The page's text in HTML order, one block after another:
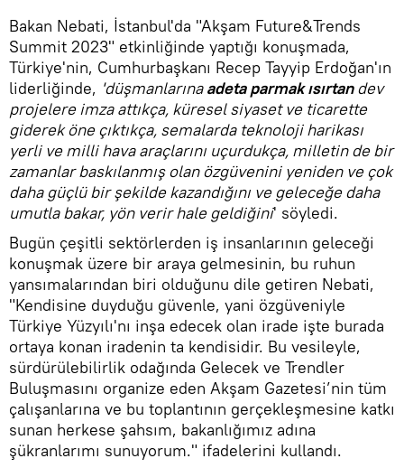
Bakan Nebati, İstanbul'da "Akşam Future&Trends
Summit 2023" etkinliğinde yaptığı konuşmada,
Türkiye'nin, Cumhurbaşkanı Recep Tayyip Erdoğan'ın
liderliğinde, 'düşmanlarınaadeta parmak ısırtandev
projelere imza attıkça, küresel siyaset ve ticarette
giderek öne çıktıkça, semalarda teknoloji harikası
yerli ve milli hava araçlarını uçurdukça, milletin de bir
zamanlar baskılanmış olan özgüvenini yeniden ve çok
daha güçlü bir şekilde kazandığını ve geleceğe daha
umutla bakar, yön verir hale geldiğini' söyledi.
Bugün çeşitli sektörlerden iş insanlarının geleceği
konuşmak üzere bir araya gelmesinin, bu ruhun
yansımalarından biri olduğunu dile getiren Nebati,
"Kendisine duyduğu güvenle, yani özgüveniyle
Türkiye Yüzyılı'nı inşa edecek olan irade işte burada
ortaya konan iradenin ta kendisidir. Bu vesileyle,
sürdürülebilirlik odağında Gelecek ve Trendler
Buluşmasını organize eden Akşam Gazetesi’nin tüm
çalışanlarına ve bu toplantının gerçekleşmesine katkı
sunan herkese şahsım, bakanlığımız adına
şükranlarımı sunuyorum." ifadelerini kullandı.